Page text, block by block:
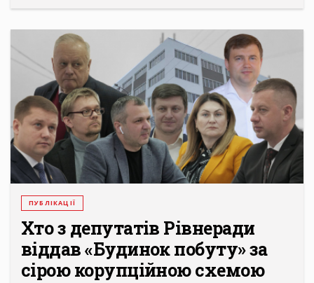
ПУБЛІКАЦІЇ
Хто з депутатів Рівнеради
віддав «Будинок побуту» за
сірою корупційною схемою